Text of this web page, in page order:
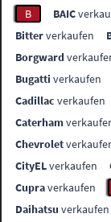
B
BAIC
Bitterverkaufen
Borgward
Bugatti verkaufen
Cadillac verkaufen
Caterham
Chevrolet
CityELverkaufen
Cupraverkaufen
Daihatsu verkaufen